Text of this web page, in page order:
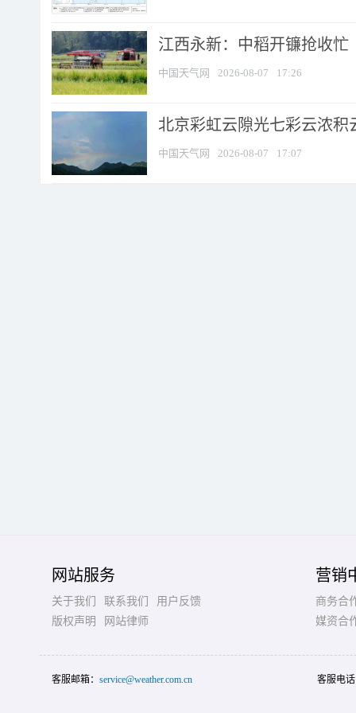
江西永新：中稻开镰抢收忙
中国天气网 2026-08-07 17:26
北京彩虹云隙光七彩云浓积
中国天气网 2026-08-07 17:07
网站服务
关于我们 联系我们
用户反馈
版权声明
网站律师
营销
商务合
媒资合
客服邮箱： service@weather.com.cn 客服电